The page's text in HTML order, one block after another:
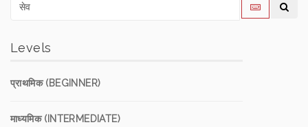
Levels
प्राथमिक (BEGINNER)
माध्यमिक (INTERMEDIATE)